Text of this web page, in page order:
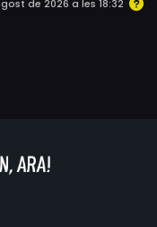
de 2026 a les 18:32